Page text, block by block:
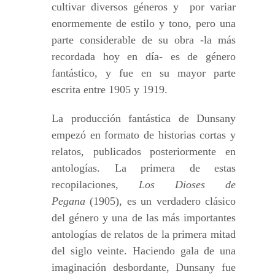
cultivar diversos géneros y por variar
enormemente de estilo y tono, pero una
parte considerable de su obra -la más
recordada hoy en día- es de género
fantástico, y fue en su mayor parte
escrita entre 1905 y 1919.
La producción fantástica de Dunsany
empezó en formato de historias cortas y
relatos, publicados posteriormente en
antologías. La primera de estas
recopilaciones, Los Dioses de
Pegana(1905), es un verdadero clásico
del género y una de las más importantes
antologías de relatos de la primera mitad
del siglo veinte. Haciendo gala de una
imaginación desbordante, Dunsany fue